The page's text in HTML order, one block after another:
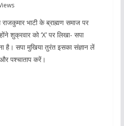
भाटी के ब्राह्मण समाज पर
शुक्रवार को ‘X’ पर लिखा- सपा
है। सपा मुखिया तुरंत इसका संज्ञान लें
पश्चाताप करें।